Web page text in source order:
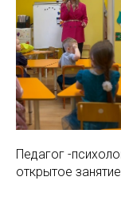
Педагог -
открытое